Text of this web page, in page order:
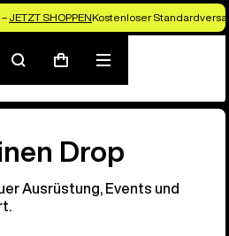
JETZT SHOPPENKostenloser
SuchenWarenkorb
Menü
Drop
Ausrüstung, Events und